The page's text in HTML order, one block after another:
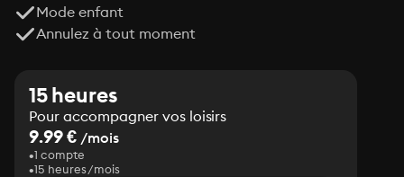
Mode enfant
Annulez à tout moment
15 heures
Pour accompagner vos loisirs
9.99 € /mois
1 compte
15 heures/mois